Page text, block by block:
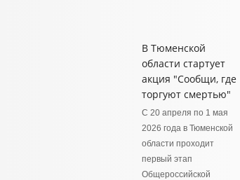
В Тюменской
области стартует
акция "Сообщи, где
торгуют смертью"
С 20 апреля по 1 мая
2026 года в Тюменской
области проходит
первый этап
Общероссийской